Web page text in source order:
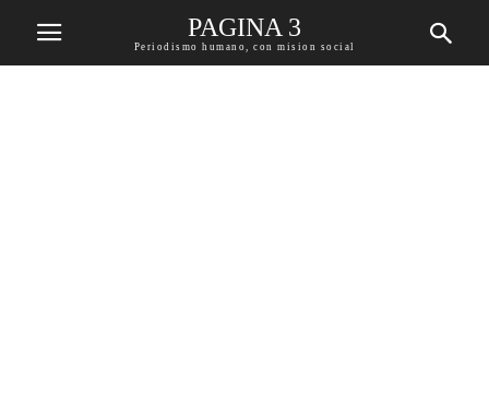
PAGINA 3
Periodismo humano, con mision social